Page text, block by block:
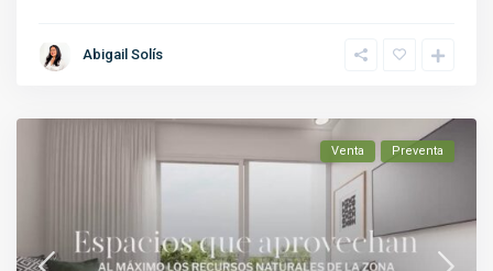
Abigail Solís
Venta Preventa